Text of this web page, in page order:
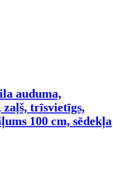
auduma,
zaļš, trīsvietīgs,
100 cm, sēdekļa